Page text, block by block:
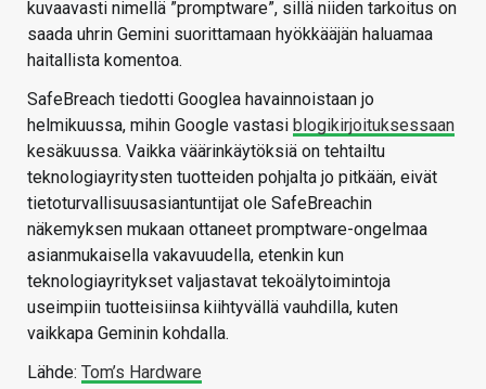
kuvaavasti nimellä ”promptware”, sillä niiden tarkoitus on
saada uhrin Gemini suorittamaan hyökkääjän haluamaa
haitallista komentoa.
SafeBreach tiedotti Googlea havainnoistaan jo
helmikuussa, mihin Google vastasi blogikirjoituksessaan
kesäkuussa. Vaikka väärinkäytöksiä on tehtailtu
teknologiayritysten tuotteiden pohjalta jo pitkään, eivät
tietoturvallisuusasiantuntijat ole SafeBreachin
näkemyksen mukaan ottaneet promptware-ongelmaa
asianmukaisella vakavuudella, etenkin kun
teknologiayritykset valjastavat tekoälytoimintoja
useimpiin tuotteisiinsa kiihtyvällä vauhdilla, kuten
vaikkapa Geminin kohdalla.
Lähde: Tom’s Hardware